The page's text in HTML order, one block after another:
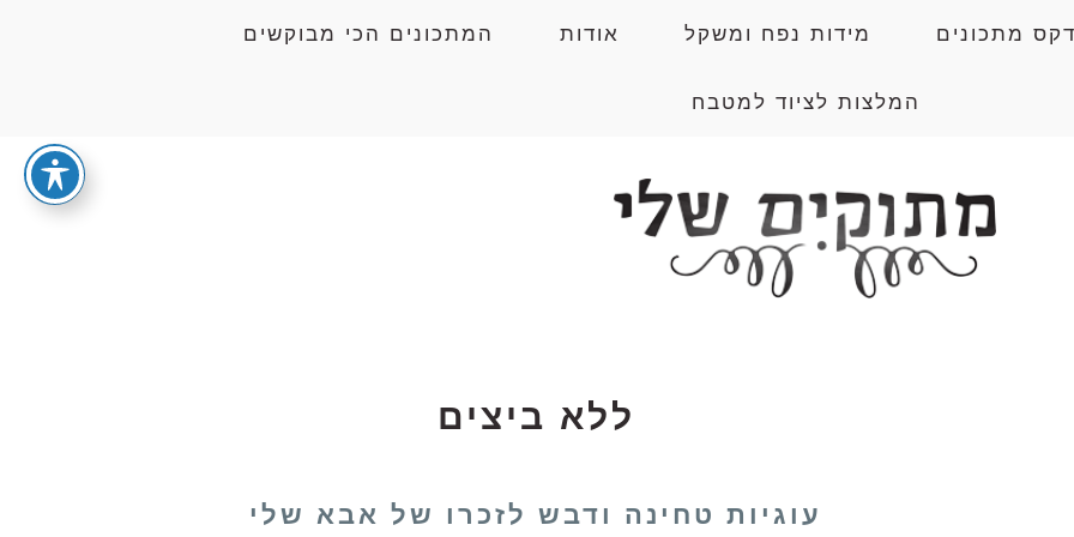
מתכונים מידות נפח ומשקל אודות המתכונים הכי מבוקשים
המלצות לציוד למטבח
ללא ביצים
עוגיות טחינה ודבש לזכרו של אבא שלי